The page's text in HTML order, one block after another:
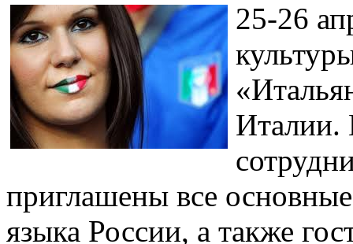
25-26
Италии.
приглашены все
языка России, а также